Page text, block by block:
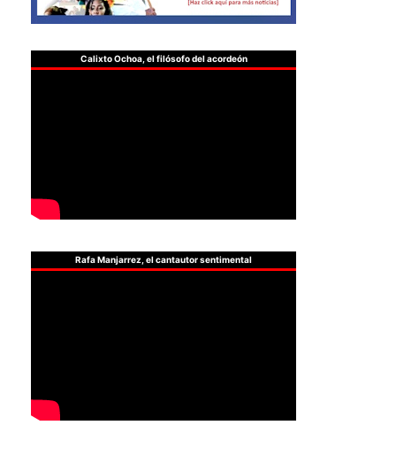
Calixto Ochoa, el filósofo del acordeón
Rafa Manjarrez, el cantautor sentimental